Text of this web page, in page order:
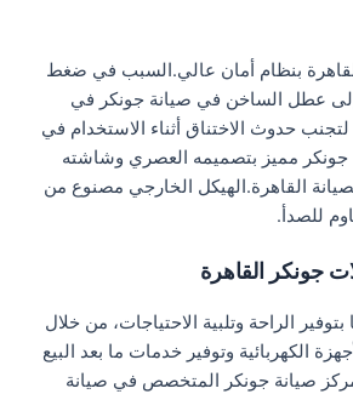
بنظام أمان عالي.السبب في ضغط
إلى عطل الساخن في صيانة جونكر في
حدوث الاختناق أثناء الاستخدام في
جونكر مميز بتصميمه العصري وشاشته
بصيانة القاهرة.الهيكل الخارجي مصنوع من
للصدأ.
جونكر القاهرة
الراحة وتلبية الاحتياجات، من خلال
الكهربائية وتوفير خدمات ما بعد البيع
صيانة جونكر المتخصص في صيانة